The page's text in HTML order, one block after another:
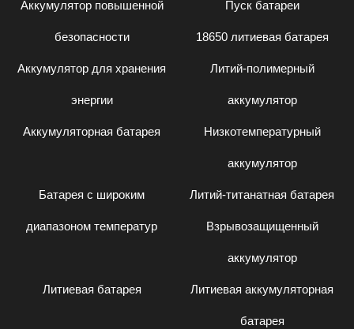
Аккумулятор повышенной
безопасности
Пуск батареи
18650 литиевая батарея
Аккумулятор для хранения
энергии
Литий-полимерный
аккумулятор
Аккумуляторная батарея Низкотемпературный
аккумулятор
Батарея с широким
диапазоном температур
Литий-титанатная батарея
Взрывозащищенный
аккумулятор
Литиевая батарея Литиевая аккумуляторная
батарея